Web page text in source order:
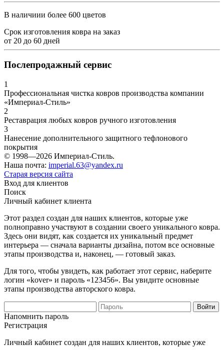
В наличиии более 600 цветов
Срок изготовления ковра на заказ
от 20 до 60 дней
Послепродажный сервис
1
Профессиональная чистка ковров производства компании
«Империал-Стиль»
2
Реставрация любых ковров ручного изготовления
3
Нанесение дополнительного защитного тефлонового
покрытия
© 1998—2026 Империал-Стиль.
Наша почта: imperial.63@yandex.ru
Старая версия сайта
Вход для клиентов
Поиск
Личный кабинет клиента
Этот раздел создан для наших клиентов, которые уже
полноправно участвуют в создании своего уникального ковра.
Здесь они видят, как создается их уникальный предмет
интерьера — сначала варианты дизайна, потом все основные
этапы производства и, наконец, — готовый заказ.
Для того, чтобы увидеть, как работает этот сервис, наберите
логин «kover» и пароль «123456». Вы увидите основные
этапы производства авторского ковра.
Напомнить пароль
Регистрация
Личный кабинет создан для наших клиентов, которые уже